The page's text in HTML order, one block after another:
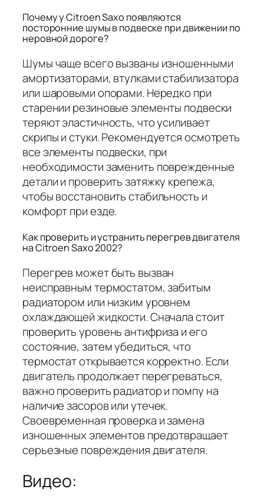
Почему у Citroen Saxo появляются
посторонние шумы в подвеске при движении по
неровной дороге?
Шумы чаще всего вызваны изношенными
амортизаторами, втулками стабилизатора
или шаровыми опорами. Нередко при
старении резиновые элементы подвески
теряют эластичность, что усиливает
скрипы и стуки. Рекомендуется осмотреть
все элементы подвески, при
необходимости заменить поврежденные
детали и проверить затяжку крепежа,
чтобы восстановить стабильность и
комфорт при езде.
Как проверить и устранить перегрев двигателя
на Citroen Saxo 2002?
Перегрев может быть вызван
неисправным термостатом, забитым
радиатором или низким уровнем
охлаждающей жидкости. Сначала стоит
проверить уровень антифриза и его
состояние, затем убедиться, что
термостат открывается корректно. Если
двигатель продолжает перегреваться,
важно проверить радиатор и помпу на
наличие засоров или утечек.
Своевременная проверка и замена
изношенных элементов предотвращает
серьезные повреждения двигателя.
Видео: